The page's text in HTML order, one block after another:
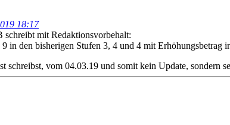
18:17
mit Redaktionsvorbehalt:
in den bisherigen Stufen 3, 4 und 4 mit
schreibst, vom 04.03.19 und somit kein Update, sondern